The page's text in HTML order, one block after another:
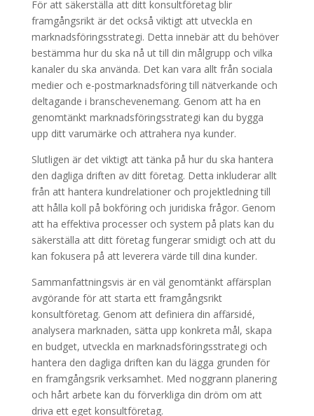
För att säkerställa att ditt konsultföretag blir
framgångsrikt är det också viktigt att utveckla en
marknadsföringsstrategi. Detta innebär att du behöver
bestämma hur du ska nå ut till din målgrupp och vilka
kanaler du ska använda. Det kan vara allt från sociala
medier och e-postmarknadsföring till nätverkande och
deltagande i branschevenemang. Genom att ha en
genomtänkt marknadsföringsstrategi kan du bygga
upp ditt varumärke och attrahera nya kunder.
Slutligen är det viktigt att tänka på hur du ska hantera
den dagliga driften av ditt företag. Detta inkluderar allt
från att hantera kundrelationer och projektledning till
att hålla koll på bokföring och juridiska frågor. Genom
att ha effektiva processer och system på plats kan du
säkerställa att ditt företag fungerar smidigt och att du
kan fokusera på att leverera värde till dina kunder.
Sammanfattningsvis är en väl genomtänkt affärsplan
avgörande för att starta ett framgångsrikt
konsultföretag. Genom att definiera din affärsidé,
analysera marknaden, sätta upp konkreta mål, skapa
en budget, utveckla en marknadsföringsstrategi och
hantera den dagliga driften kan du lägga grunden för
en framgångsrik verksamhet. Med noggrann planering
och hårt arbete kan du förverkliga din dröm om att
driva ett eget konsultföretag.